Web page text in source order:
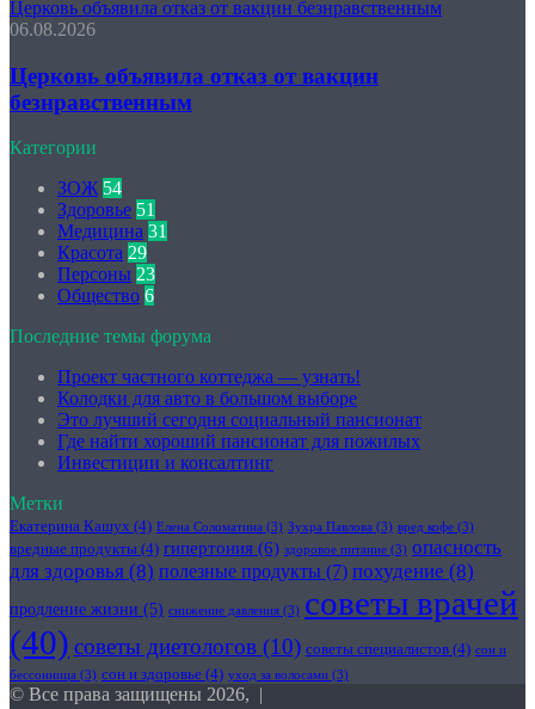
Церковь объявила отказ от вакцин безнравственным
06.08.2026
Церковь объявила отказ от вакцин
безнравственным
Категории
ЗОЖ 54
Здоровье 51
Медицина 31
Красота 29
Персоны 23
Общество 6
Последние темы форума
Проект частного коттеджа — узнать!
Колодки для авто в большом выборе
Это лучший сегодня социальный пансионат
Где найти хороший пансионат для пожилых
Инвестиции и консалтинг
Метки
Екатерина Кашух (4) Елена Соломатина (3) Зухра Павлова (3) вред кофе (3)
вредные продукты (4) гипертония (6) здоровое питание (3) опасность
для здоровья (8) полезные продукты (7) похудение (8)
продление жизни (5) снижение давления (3) советы врачей
(40) советы диетологов (10) советы специалистов (4) сон и
бессонница (3) сон и здоровье (4) уход за волосами (3)
© Все права защищены 2026, |